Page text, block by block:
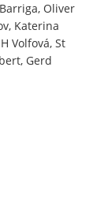
Oliver
Katerina
Volfová, St
Gerd